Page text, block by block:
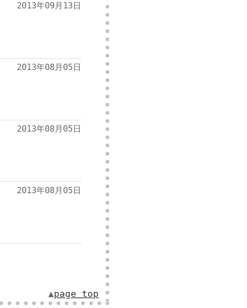
2013年09月13日
2013年08月05日
2013年08月05日
2013年08月05日
▲page top